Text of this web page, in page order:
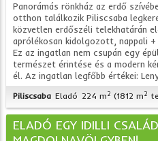
Panorámás rönkház az erdő
otthon találkozik Piliscsaba
közvetlen erdőszéli telekhatárán
aprólékosan kidolgozott, nappali
Ez az ingatlan nem csupán egy
természet érintése és a modern
él. Az ingatlan legfőbb értékei:
Piliscsaba Eladó 224 m2 (1812 m2
ELADÓ EGY IDILLI